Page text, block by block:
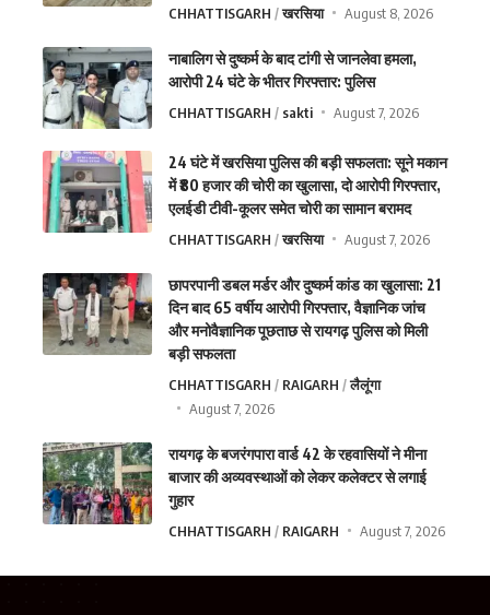
CHHATTISGARH खरसिया August 8, 2026
नाबालिग से दुष्कर्म के बाद टांगी से जानलेवा हमला,
आरोपी 24 घंटे के भीतर गिरफ्तार: पुलिस
CHHATTISGARH sakti August 7, 2026
24 घंटे में खरसिया पुलिस की बड़ी सफलता: सूने मकान
में ₹80 हजार की चोरी का खुलासा, दो आरोपी गिरफ्तार,
एलईडी टीवी-कूलर समेत चोरी का सामान बरामद
CHHATTISGARH खरसिया August 7, 2026
छापरपानी डबल मर्डर और दुष्कर्म कांड का खुलासा: 21
दिन बाद 65 वर्षीय आरोपी गिरफ्तार, वैज्ञानिक जांच
और मनोवैज्ञानिक पूछताछ से रायगढ़ पुलिस को मिली
बड़ी सफलता
CHHATTISGARH RAIGARH
लैलूंगा
August 7, 2026
रायगढ़ के बजरंगपारा वार्ड 42 के रहवासियों ने मीना
बाजार की अव्यवस्थाओं को लेकर कलेक्टर से लगाई
गुहार
CHHATTISGARH RAIGARH August 7, 2026